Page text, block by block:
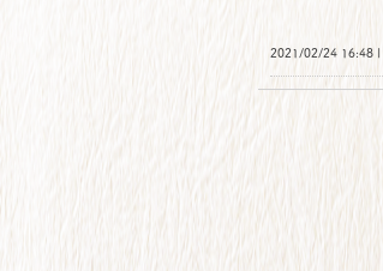
2021/02/24 16:48 |